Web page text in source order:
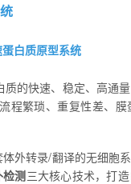
白质原型系统
的快速、稳定、高通
程繁琐、重复性差、
外转录/翻译的无细胞
检测三大核心技术，打